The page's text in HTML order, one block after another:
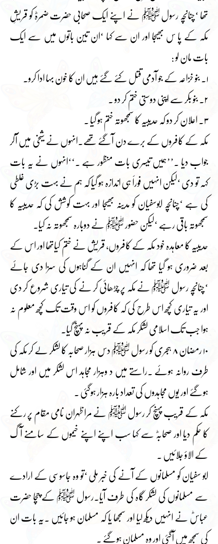
تھا ‘چنانچہ رسول ﷺ نے اپنے ایک صحابی حضرت ضمرہؓ کو قریشِ
مکہ کے پا س بھیجا اور ان سے کہا ‘ان تین باتوں میں سے ایک
بات مان لو :
۱۔ بنو خزاعہ کے جو آدمی قتل کئے گئے ہیں ان کا خون بہا ادا کرو۔
۲۔ بنو بکر سے اپنی دوستی ختم کر دو ۔
۳۔ اعلان کر دو کہ حدیبیہ کا سمجھوتہ ختم ہو گیا ۔
مکہ کے کافروں کے برے دن آگئے تھے۔انہوں نے شیخی میں آکر
جواب دیا ۔’’ہمیں تیسری بات منظور ہے ۔‘‘انہوں نے یہ بات
کہہ تو دی ‘لیکن انہیں فوراََ ہی اندازہ ہو گیا کہ ہم نے بہت بڑی غلطی
کی ہے ‘چنانچہ ابوسفیان کو مدینہ بھیجا اور بہت کوشش کی کہ حدیبیہ کا
سمجھوتہ باقی رہے ‘لیکن حضور ﷺ نے دوبارہ سمجھوتہ نہ کیا۔
حدیبیہ کا معاہدہ خود مکہ کے کافروں، قریش نے ختم کیاتھا اور اس کے
بعد ضروری ہو گیا تھا کہ انہیں ان کے گناہوں کی سزا دی جائے
‘چنانچہ رسول ﷺ نے مکہ پر چڑھائی کر نے کی تیاری شروع کر دی
اور یہ تیاری کچھ اس طرح کی کہ کافروں کو اس وقت تک کچھ معلوم نہ
ہوا جب تک اسلامی لشکر مکہ کے قریب نہ پہنچ گیا۔
۱۰ رمضان ۸ ہجری کو رسول ﷺ دس ہزار صحابہ کا لشکر لے کر مکہ کی
طرف روانہ ہوئے ۔راستے میں د وہزار مجاہد اس لشکر میں اور شامل
ہوگئے اور یوں مجاہدوں کی تعداد بارہ ہزار ہوگئی ۔
مکہ کے قریب پہنچ کر رسول ﷺ نے مرا ظہران نامی مقام پر رکنے
کا حکم دیا اور صحابہؓ سے کہا سب اپنے اپنے خیموں کے سامنے آگ
کے الاؤ جلائیں ۔
ابو سفیان کو مسلمانوں کے آنے کی خبر ملی ‘تو وہ جاسوسی کے ارادے
سے مسلمانوں کی لشکر گاہ کی طرف آیا۔رسول ﷺ کے چچا حضرت
عباسؓ نے انہیں دیکھ لیا اور سمجھا یا کہ مسلمان ہو جائیں ۔یہ بات ان
کی سمجھ میں آگئی اور وہ مسلمان ہوگئے ۔